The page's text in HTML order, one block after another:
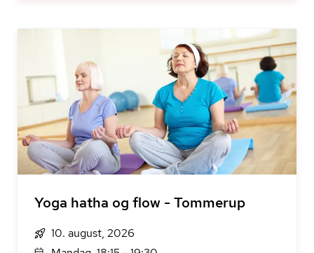
Yoga hatha og flow - Tommerup
10. august, 2026